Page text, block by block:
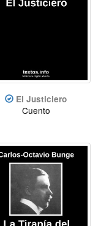
El Justiciero
Cuento